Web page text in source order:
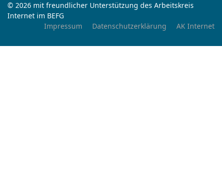
© 2026 mit freundlicher Unterstützung des Arbeitskreis
Internet im BEFG
Impressum
Datenschutzerklärung AK Internet